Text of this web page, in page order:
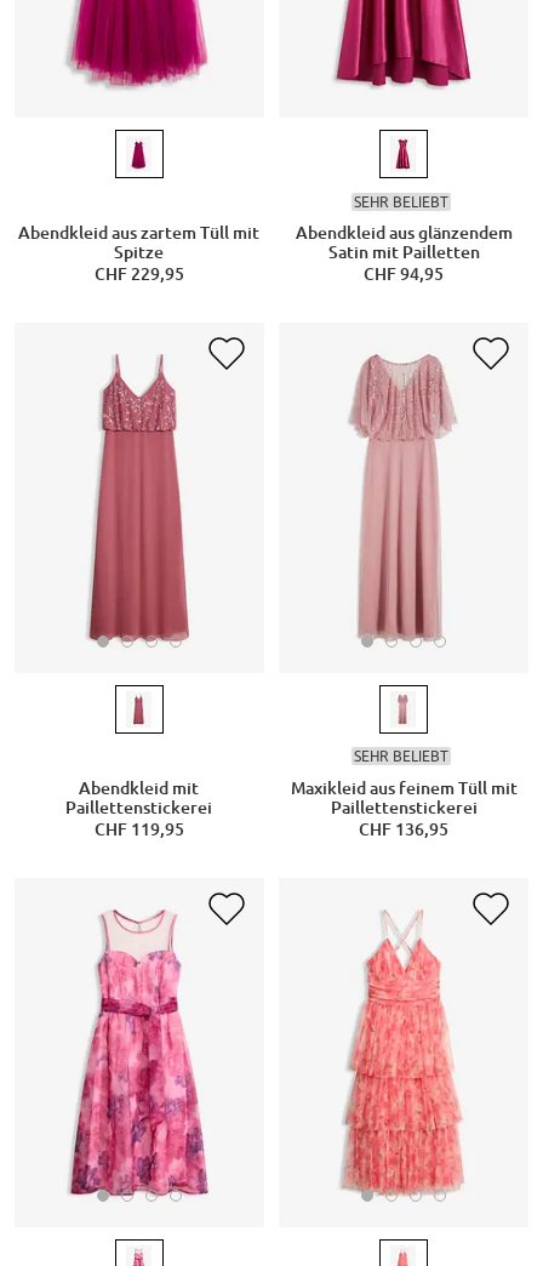
Abendkleid aus zartem Tüll mit
Spitze
CHF 229,95
SEHR BELIEBT
Abendkleid aus glänzendem
Satin mit Pailletten
CHF 94,95
Abendkleid mit
Paillettenstickerei
CHF 119,95
SEHR BELIEBT
Maxikleid aus feinem Tüll mit
Paillettenstickerei
CHF 136,95